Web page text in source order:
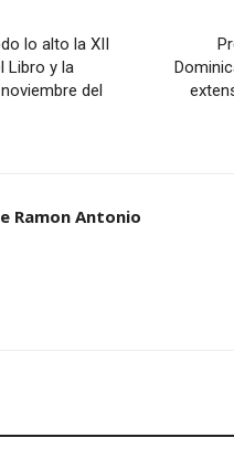
lo alto la XII
Libro y la
del
Ramon Antonio